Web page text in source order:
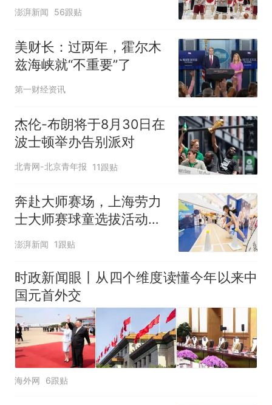
澎湃新闻 56跟贴
美财长：过两年，霍尔木
兹海峡就“不重要”了
第一财经资讯
杰伦-布朗将于8月30日在
波士顿举办告别派对
北青网-北京青年报 11跟贴
奔赴大师赛场，上海劳力
士大师赛球童选拔活动启
动
澎湃新闻 1跟贴
时政新闻眼丨从四个维度读懂今年以来中
国元首外交
海外网 6跟贴